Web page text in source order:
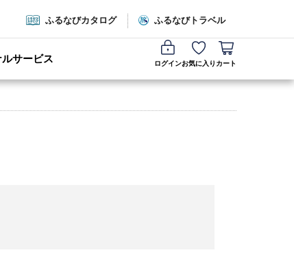
ふるなびカタログ ふるなびトラベル
サービス ログインお気に入り カート